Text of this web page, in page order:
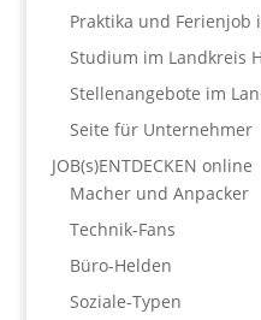
Praktika und Ferienjob
Studium im Landkreis
Stellenangebote im
Seite für Unternehmer
JOB(s)ENTDECKEN online
Macher und Anpacker
Technik-Fans
Büro-Helden
Soziale-Typen